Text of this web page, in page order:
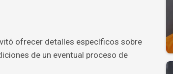
ofrecer detalles específicos sobre
de un eventual proceso de